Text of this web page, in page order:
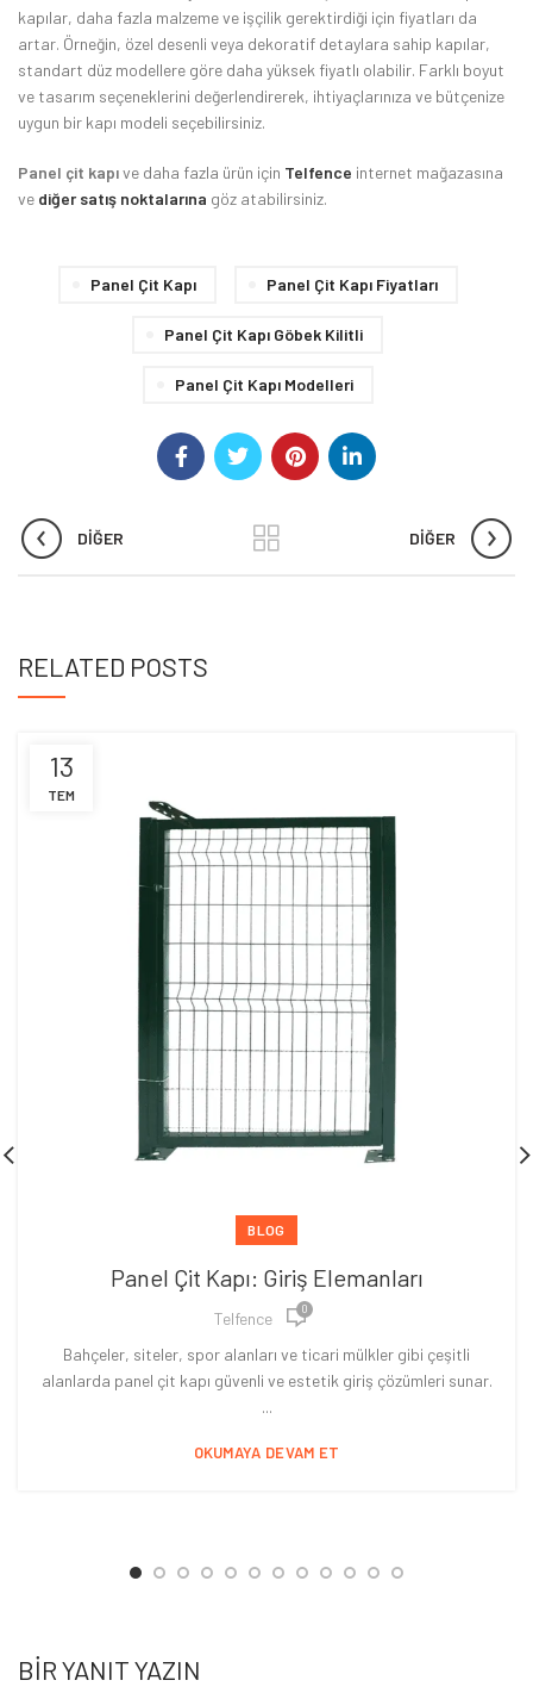
kapılar, daha fazla malzeme ve işçilik gerektirdiği için fiyatları da
artar. Örneğin, özel desenli veya dekoratif detaylara sahip kapılar,
standart düz modellere göre daha yüksek fiyatlı olabilir. Farklı boyut
ve tasarım seçeneklerini değerlendirerek, ihtiyaçlarınıza ve bütçenize
uygun bir kapı modeli seçebilirsiniz.
Panel çit kapıve daha fazla ürün için Telfence internet mağazasına
ve diğer satış noktalarına göz atabilirsiniz.
Panel Çit Kapı Panel Çit Kapı Fiyatları
Panel Çit Kapı Göbek Kilitli
Panel Çit Kapı Modelleri
DIĞER DIĞER
RELATED POSTS
13
TEM
BLOG
Panel Çit Kapı: Giriş Elemanları
Telfence 0
Bahçeler, siteler, spor alanları ve ticari mülkler gibi çeşitli
alanlarda panel çit kapı güvenli ve estetik giriş çözümleri sunar.
...
OKUMAYA DEVAM ET
BIR YANIT YAZIN